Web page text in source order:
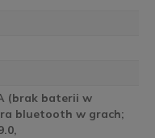
(brak baterii w
bluetooth w grach;